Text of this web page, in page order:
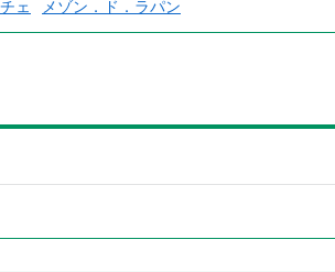
ェ メゾン．ド．ラパン